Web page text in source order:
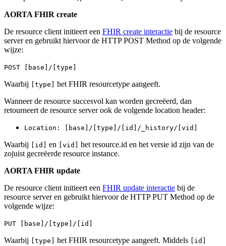
AORTA FHIR create
De resource client initieert een FHIR create interactie bij de resource
server en gebruikt hiervoor de HTTP POST Method op de volgende
wijze:
POST [base]/[type]
Waarbij [type]
het FHIR resourcetype aangeeft.
Wanneer de resource succesvol kan worden gecreëerd, dan
retourneert de resource server ook de volgende location header:
Location: [base]/[type]/[id]/_history/[vid]
Waarbij [id] en [vid]
het resource.id en het versie id zijn van de
zojuist gecreëerde resource instance.
AORTA FHIR update
De resource client initieert een FHIR update interactie bij de
resource server en gebruikt hiervoor de HTTP PUT Method op de
volgende wijze:
PUT [base]/[type]/[id]
Waarbij [type] het FHIR resourcetype aangeeft. Middels [id]